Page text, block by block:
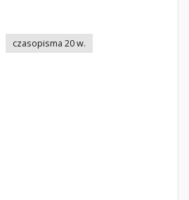
czasopisma 20 w.